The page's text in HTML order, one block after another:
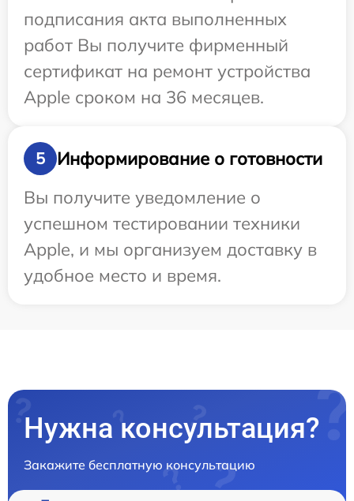
подписания акта выполненных
работ Вы получите фирменный
сертификат на ремонт устройства
Apple сроком на 36 месяцев.
5
Информирование о готовности
Вы получите уведомление о
успешном тестировании техники
Apple, и мы организуем доставку в
удобное место и время.
Нужна консультация?
Закажите бесплатную консультацию